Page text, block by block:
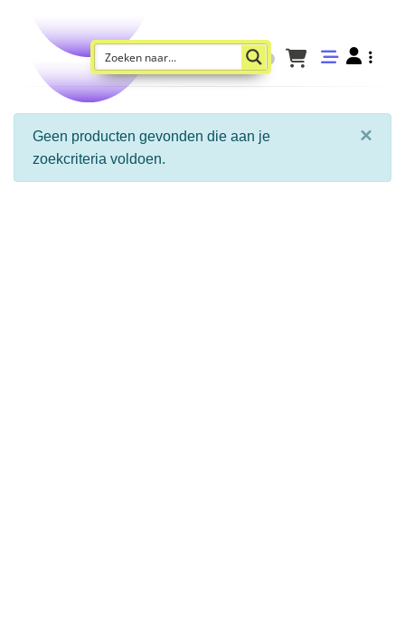
Geen producten gevonden die aan je
zoekcriteria voldoen.
×